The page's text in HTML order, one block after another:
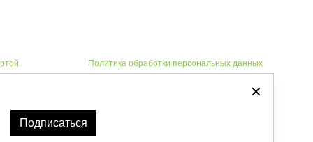
Политика обработки персональных данных
Автоматизировано -
Подписаться